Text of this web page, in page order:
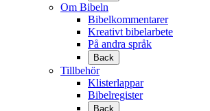
Om Bibeln
Bibelkommentarer
Kreativt bibelarbete
På andra språk
Back
Tillbehör
Klisterlappar
Bibelregister
Back